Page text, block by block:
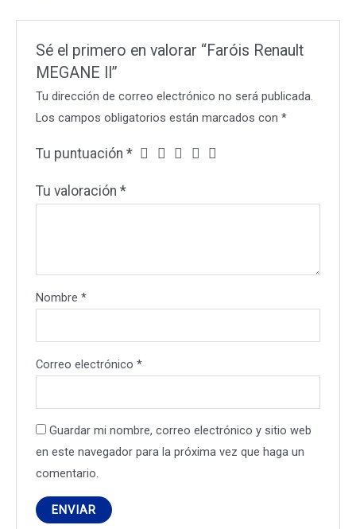
Sé el primero en valorar “Faróis Renault
MEGANE II”
Tu dirección de correo electrónico no será publicada.
Los campos obligatorios están marcados con*
Tu puntuación*
Tu valoración*
Nombre*
Correo electrónico*
Guardar mi nombre, correo electrónico y sitio web
en este navegador para la próxima vez que haga un
comentario.